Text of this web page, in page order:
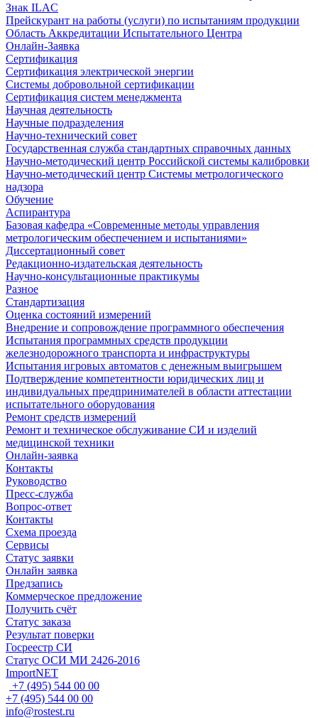
Знак ILAC
Прейскурант на работы (услуги) по испытаниям продукции
Область Аккредитации Испытательного Центра
Онлайн-Заявка
Сертификация
Сертификация электрической энергии
Системы добровольной сертификации
Сертификация систем менеджмента
Научная деятельность
Научные подразделения
Научно-технический совет
Государственная служба стандартных справочных данных
Научно-методический центр Российской системы калибровки
Научно-методический центр Системы метрологического
надзора
Обучение
Аспирантура
Базовая кафедра «Современные методы управления
метрологическим обеспечением и испытаниями»
Диссертационный совет
Редакционно-издательская деятельность
Научно-консультационные практикумы
Разное
Стандартизация
Оценка состояний измерений
Внедрение и сопровождение программного обеспечения
Испытания программных средств продукции
железнодорожного транспорта и инфраструктуры
Испытания игровых автоматов с денежным выигрышем
Подтверждение компетентности юридических лиц и
индивидуальных предпринимателей в области аттестации
испытательного оборудования
Ремонт средств измерений
Ремонт и техническое обслуживание СИ и изделий
медицинской техники
Онлайн-заявка
Контакты
Руководство
Пресс-служба
Вопрос-ответ
Контакты
Схема проезда
Сервисы
Статус заявки
Онлайн заявка
Предзапись
Коммерческое предложение
Получить счёт
Статус заказа
Результат поверки
Госреестр СИ
Статус ОСИ МИ 2426-2016
ImportNET
+7 (495) 544 00 00
+7 (495) 544 00 00
info@rostest.ru